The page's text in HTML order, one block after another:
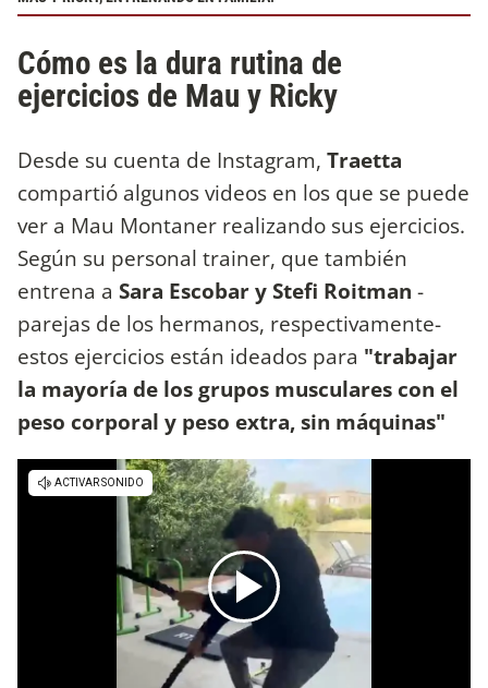
Cómo es la dura rutina de
ejercicios de Mau y Ricky
Desde su cuenta de Instagram, Traetta
compartió algunos videos en los que se puede
ver a Mau Montaner realizando sus ejercicios.
Según su personal trainer, que también
entrena a Sara Escobar y Stefi Roitman -
parejas de los hermanos, respectivamente-
estos ejercicios están ideados para "trabajar
la mayoría de los grupos musculares con el
peso corporal y peso extra, sin máquinas"